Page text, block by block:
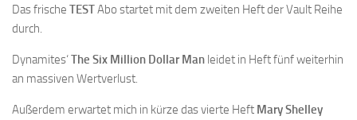
Das frische TESTAbo startet mit dem zweiten Heft der Vault Reihe
durch.
Dynamites‘The Six Million Dollar Man leidet in Heft fünf weiterhin
an massiven Wertverlust.
Außerdem erwartet mich in kürze das vierte Heft Mary Shelley